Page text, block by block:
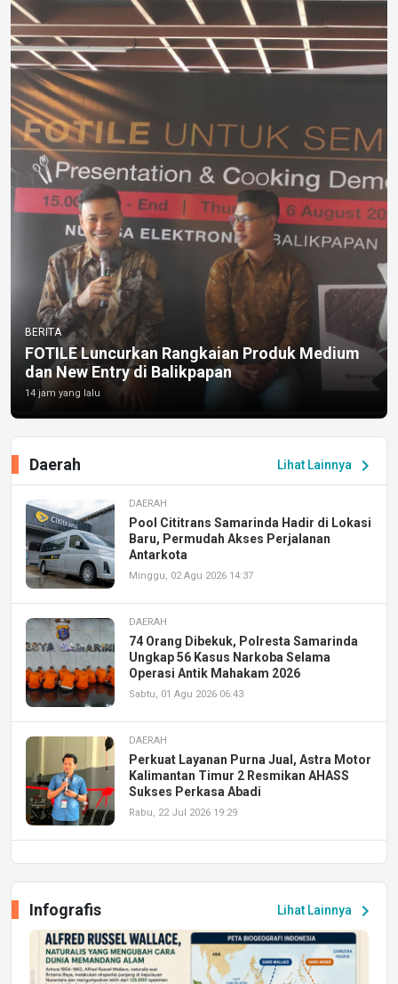
BERITA
FOTILE Luncurkan Rangkaian Produk Medium
dan New Entry di Balikpapan
14 jam yang lalu
Lihat Lainnya chevron_right
Daerah
DAERAH
Pool Cititrans Samarinda Hadir di Lokasi
Baru, Permudah Akses Perjalanan
Antarkota
Minggu, 02 Agu 2026 14:37
DAERAH
74 Orang Dibekuk, Polresta Samarinda
Ungkap 56 Kasus Narkoba Selama
Operasi Antik Mahakam 2026
Sabtu, 01 Agu 2026 06:43
DAERAH
Perkuat Layanan Purna Jual, Astra Motor
Kalimantan Timur 2 Resmikan AHASS
Sukses Perkasa Abadi
Rabu, 22 Jul 2026 19:29
Peluang Kerja dan Magang
Jumat, 17 Jul 2026 22:30
DAERAH
Lihat Lainnya chevron_right
Infografis